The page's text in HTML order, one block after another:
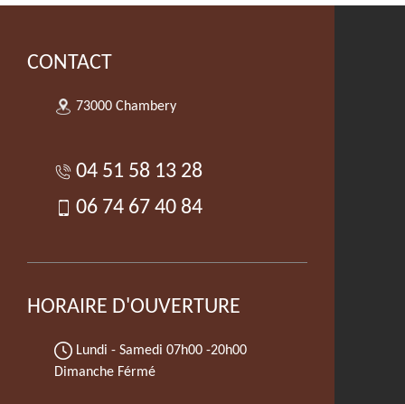
CONTACT
73000 Chambery
04 51 58 13 28
06 74 67 40 84
HORAIRE D'OUVERTURE
Lundi - Samedi 07h00 -20h00
Dimanche Férmé